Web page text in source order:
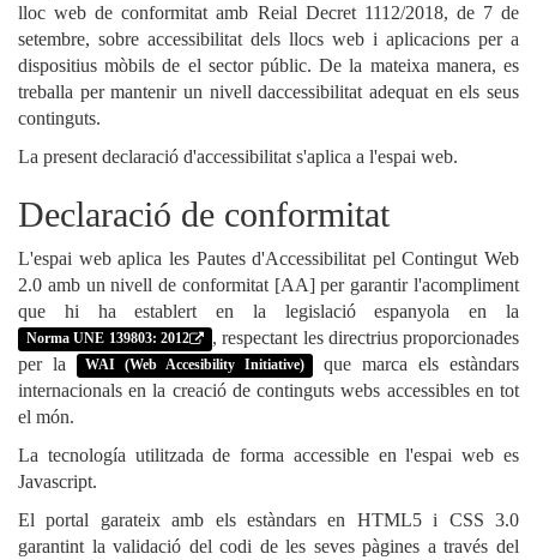
lloc web de conformitat amb Reial Decret 1112/2018, de 7 de
setembre, sobre accessibilitat dels llocs web i aplicacions per a
dispositius mòbils de el sector públic. De la mateixa manera, es
treballa per mantenir un nivell daccessibilitat adequat en els seus
continguts.
La present declaració d'accessibilitat s'aplica a l'espai web.
Declaració de conformitat
L'espai web aplica les Pautes d'Accessibilitat pel Contingut Web
2.0 amb un nivell de conformitat [AA] per garantir l'acompliment
que hi ha establert en la legislació espanyola en la
Norma UNE 139803: 2012
, respectant les directrius proporcionades
per la
WAI (Web Accesibility Initiative)
que marca els estàndars
internacionals en la creació de continguts webs accessibles en tot
el món.
La tecnología utilitzada de forma accessible en l'espai web es
Javascript.
El portal garateix amb els estàndars en HTML5 i CSS 3.0
garantint la validació del codi de les seves pàgines a través del